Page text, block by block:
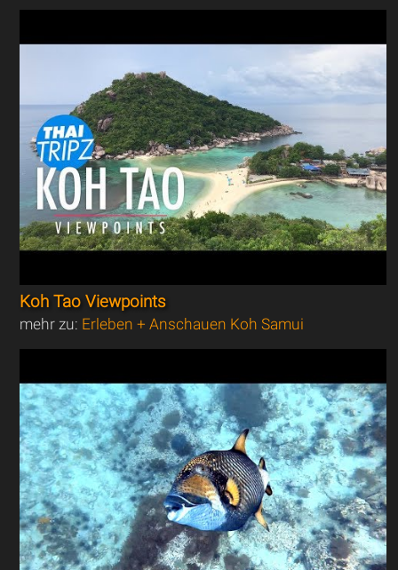
Koh Tao Viewpoints
mehr zu: Erleben + Anschauen Koh Samui